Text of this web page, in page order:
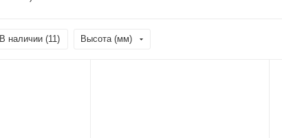
В наличии (11) Высота (мм)